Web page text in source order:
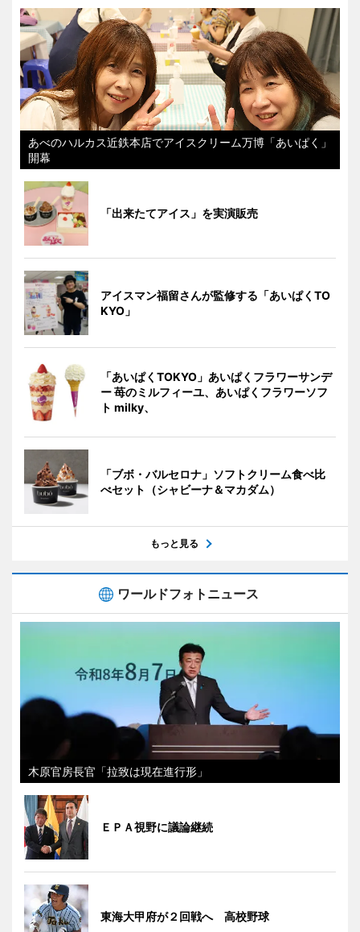
あべのハルカス近鉄本店でアイスクリーム万博「あいぱく」
開幕
「出来たてアイス」を実演販売
アイスマン福留さんが監修する「あいぱくTO
KYO」
「あいぱくTOKYO」あいぱくフラワーサンデ
ー 苺のミルフィーユ、あいぱくフラワーソフ
ト milky、
「ブボ・バルセロナ」ソフトクリーム食べ比
べセット（シャビーナ＆マカダム）
もっと見る
ワールドフォトニュース
木原官房長官「拉致は現在進行形」
ＥＰＡ視野に議論継続
東海大甲府が２回戦へ 高校野球